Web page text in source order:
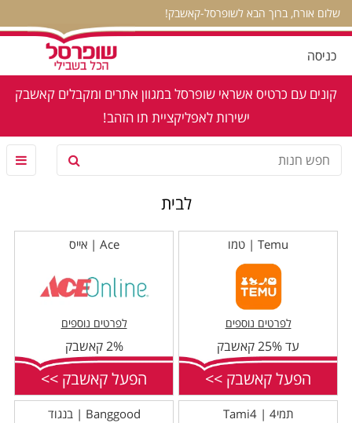
שלום אורח, ברוך הבא לשופרסל-קאשבק!
כניסה
קונים עם כרטיס אשראי שופרסל במגוון אתרים ומקבלים קאשבק
ישירות לאפליקציית תו הזהב!
לבית
Temu | טמו
לפרטים נוספים
עד 25% קאשבק
הפעל קאשבק >>
Ace | אייס
לפרטים נוספים
2% קאשבק
הפעל קאשבק >>
תמי4 | Tami4 Banggood | בנגוד